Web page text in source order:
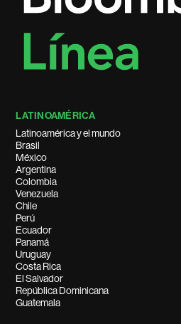
LATINOAMÉRICA
Latinoamérica y el mundo
Brasil
México
Argentina
Colombia
Venezuela
Chile
Perú
Ecuador
Panamá
Uruguay
Costa Rica
El Salvador
República Dominicana
Guatemala